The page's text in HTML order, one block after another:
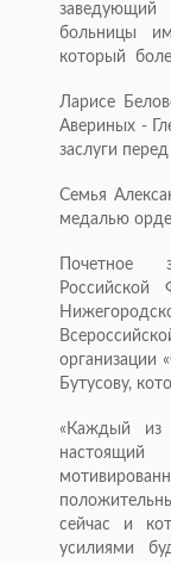
заведующий
больницы
который
Ларисе
Авериных -
заслуги
Семья
медалью
Почетное
Российской
организации
Бутусову,
«Каждый
настоящий
сейчас и
усилиями